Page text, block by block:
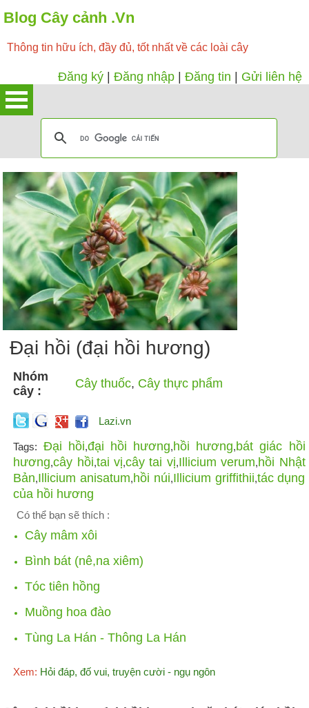
Blog Cây cảnh .Vn
Thông tin hữu ích, đầy đủ, tốt nhất về các loài cây
Đăng ký Đăng nhập Đăng tin Gửi liên hệ
Đại hồi (đại hồi hương)
Nhóm
cây :
Cây thuốc, Cây thực phẩm
Lazi.vn
Tags: Đại hồi,đại hồi hương,hồi hương,bát giác hồi
hương,cây hồi,tai vị,cây tai vị,Illicium verum,hồi Nhật
Bản,Illicium anisatum,hồi núi,Illicium griffithii,tác dụng
của hồi hương
Có thể bạn sẽ thích :
Cây mâm xôi
Bình bát (nê,na xiêm)
Tóc tiên hồng
Muồng hoa đào
Tùng La Hán - Thông La Hán
Xem: Hỏi đáp, đố vui, truyện cười - ngụ ngôn